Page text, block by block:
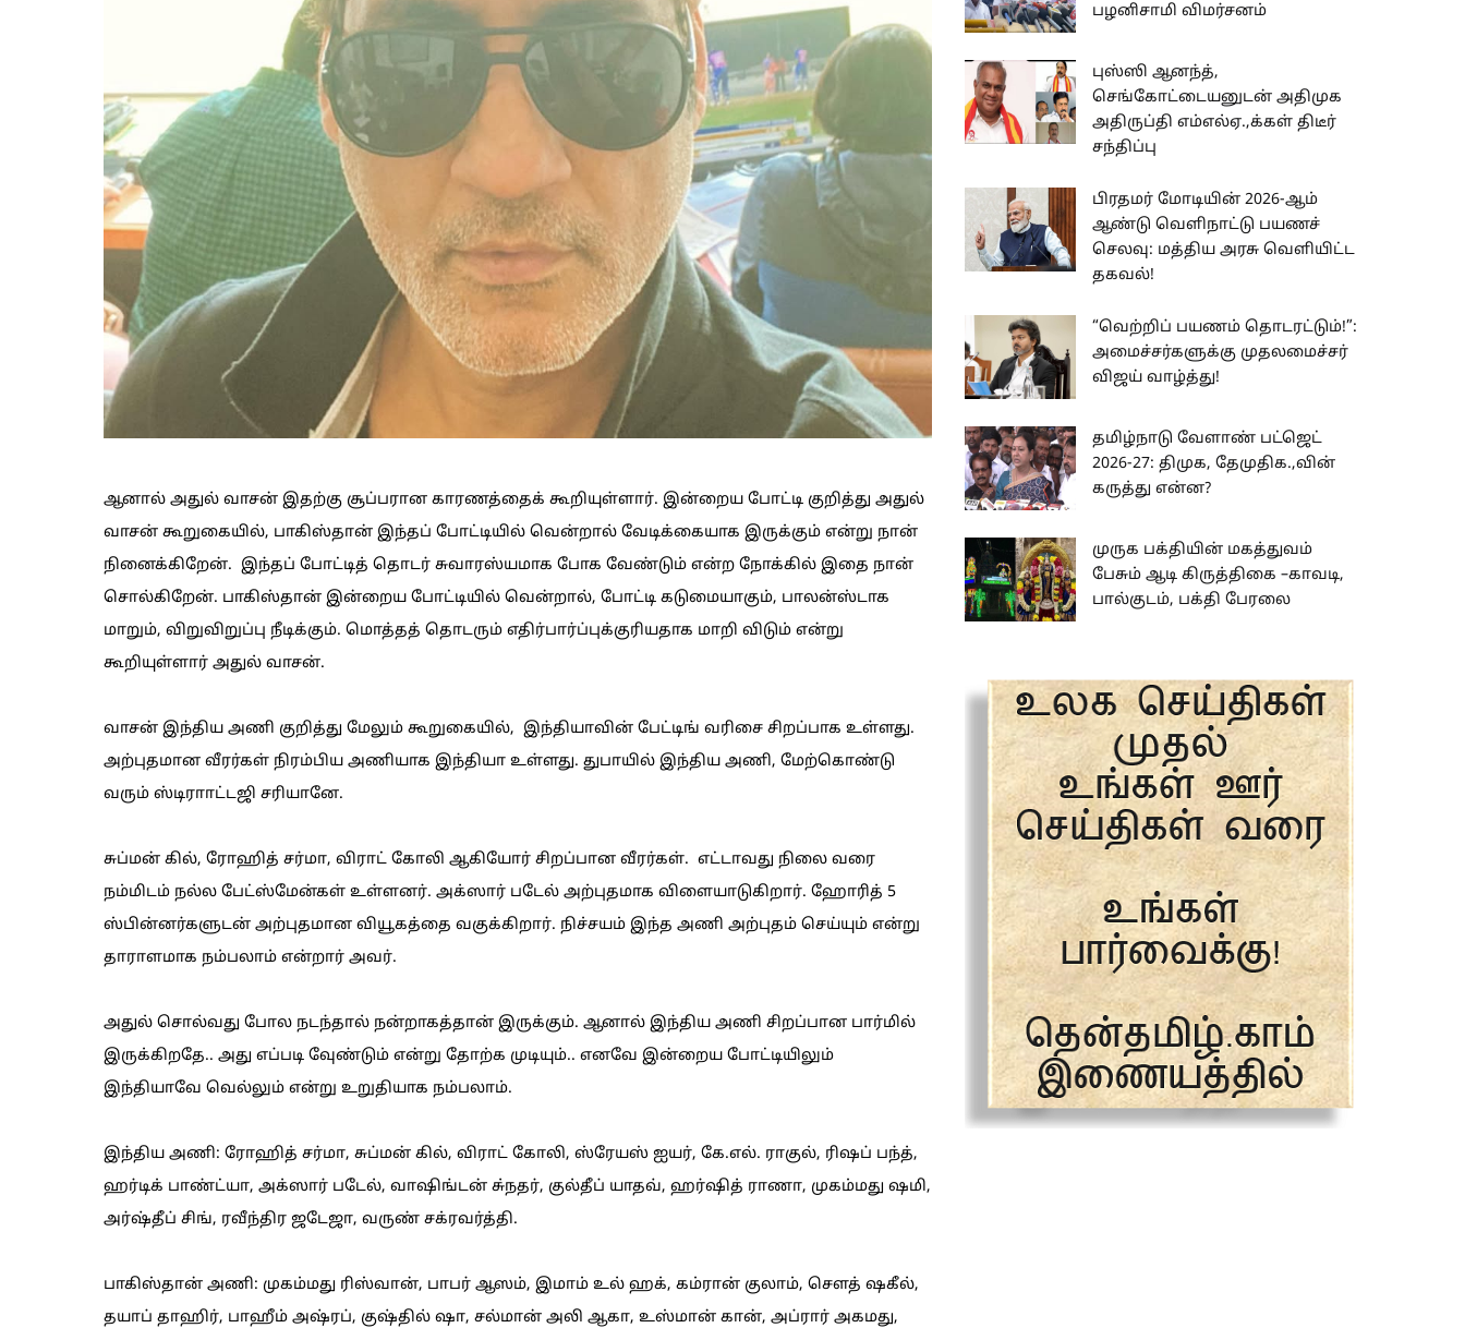
ஆனால் அதுல் வாசன் இதற்கு சூப்பரான காரணத்தைக் கூறியுள்ளார். இன்றைய போட்டி குறித்து அதுல்
வாசன் கூறுகையில், பாகிஸ்தான் இந்தப் போட்டியில் வென்றால் வேடிக்கையாக இருக்கும் என்று நான்
நினைக்கிறேன். இந்தப் போட்டித் தொடர் சுவாரஸ்யமாக போக வேண்டும் என்ற நோக்கில் இதை நான்
சொல்கிறேன். பாகிஸ்தான் இன்றைய போட்டியில் வென்றால், போட்டி கடுமையாகும், பாலன்ஸ்டாக
மாறும், விறுவிறுப்பு நீடிக்கும். மொத்தத் தொடரும் எதிர்பார்ப்புக்குரியதாக மாறி விடும் என்று
கூறியுள்ளார் அதுல் வாசன்.
வாசன் இந்திய அணி குறித்து மேலும் கூறுகையில், இந்தியாவின் பேட்டிங் வரிசை சிறப்பாக உள்ளது.
அற்புதமான வீரர்கள் நிரம்பிய அணியாக இந்தியா உள்ளது. துபாயில் இந்திய அணி, மேற்கொண்டு
வரும் ஸ்டிராாட்டஜி சரியானே.
சுப்மன் கில், ரோஹித் சர்மா, விராட் கோலி ஆகியோர் சிறப்பான வீரர்கள். எட்டாவது நிலை வரை
நம்மிடம் நல்ல பேட்ஸ்மேன்கள் உள்ளனர். அக்ஸார் படேல் அற்புதமாக விளையாடுகிறார். ஹோரித் 5
ஸ்பின்னர்களுடன் அற்புதமான வியூகத்தை வகுக்கிறார். நிச்சயம் இந்த அணி அற்புதம் செய்யும் என்று
தாராளமாக நம்பலாம் என்றார் அவர்.
அதுல் சொல்வது போல நடந்தால் நன்றாகத்தான் இருக்கும். ஆனால் இந்திய அணி சிறப்பான பார்மில்
இருக்கிறதே.. அது எப்படி வேுண்டும் என்று தோற்க முடியும்.. எனவே இன்றைய போட்டியிலும்
இந்தியாவே வெல்லும் என்று உறுதியாக நம்பலாம்.
இந்திய அணி: ரோஹித் சர்மா, சுப்மன் கில், விராட் கோலி, ஸ்ரேயஸ் ஐயர், கே.எல். ராகுல், ரிஷப் பந்த்,
ஹர்டிக் பாண்ட்யா, அக்ஸார் படேல், வாஷிங்டன் சு்நதர், குல்தீப் யாதவ், ஹர்ஷித் ராணா, முகம்மது ஷமி,
அர்ஷ்தீப் சிங், ரவீந்திர ஜடேஜா, வருண் சக்ரவர்த்தி.
பாகிஸ்தான் அணி: முகம்மது ரிஸ்வான், பாபர் ஆஸம், இமாம் உல் ஹக், கம்ரான் குலாம், செளத் ஷகீல்,
தயாப் தாஹிர், பாஹீம் அஷ்ரப், குஷ்தில் ஷா, சல்மான் அலி ஆகா, உஸ்மான் கான், அப்ரார் அகமது,
பழனிசாமி விமர்சனம்
புஸ்ஸி ஆனந்த்,
செங்கோட்டையனுடன் அதிமுக
அதிருப்தி எம்எல்ஏ.,க்கள் திடீர்
சந்திப்பு
பிரதமர் மோடியின் 2026-ஆம்
ஆண்டு வெளிநாட்டு பயணச்
செலவு: மத்திய அரசு வெளியிட்ட
தகவல்!
“வெற்றிப் பயணம் தொடரட்டும்!”:
அமைச்சர்களுக்கு முதலமைச்சர்
விஜய் வாழ்த்து!
தமிழ்நாடு வேளாண் பட்ஜெட்
2026-27: திமுக, தேமுதிக.,வின்
கருத்து என்ன?
முருக பக்தியின் மகத்துவம்
பேசும் ஆடி கிருத்திகை –காவடி,
பால்குடம், பக்தி பேரலை